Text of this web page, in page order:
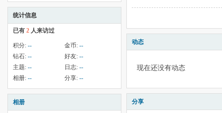
统计信息
已有 2 人来访过
积分: -- 金币: --
钻石: -- 好友: --
主题: -- 日志: --
相册: -- 分享: --
相册
动态
现在还没有动态
分享